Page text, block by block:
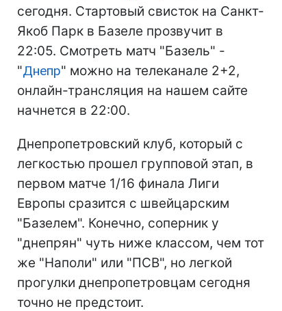
сегодня. Стартовый свисток на Санкт-
Якоб Парк в Базеле прозвучит в
22:05. Смотреть матч "Базель" -
"Днепр" можно на телеканале 2+2,
онлайн-трансляция на нашем сайте
начнется в 22:00.
Днепропетровский клуб, который с
легкостью прошел групповой этап, в
первом матче 1/16 финала Лиги
Европы сразится с швейцарским
"Базелем". Конечно, соперник у
"днепрян" чуть ниже классом, чем тот
же "Наполи" или "ПСВ", но легкой
прогулки днепропетровцам сегодня
точно не предстоит.